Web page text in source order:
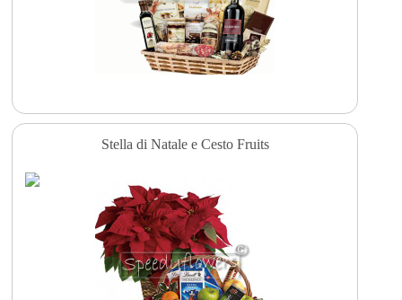
Stella di Natale e Cesto Fruits